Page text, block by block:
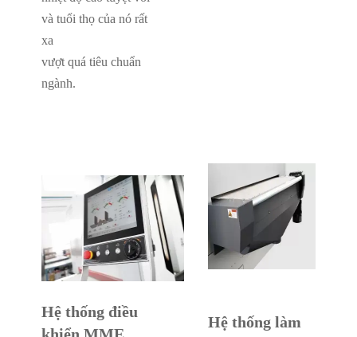
và tuổi thọ của nó rất
xa
vượt quá tiêu chuẩn
ngành.
Hệ thống điều
Hệ thống làm